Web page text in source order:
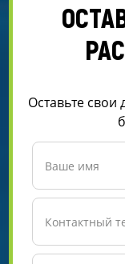
Оставьте